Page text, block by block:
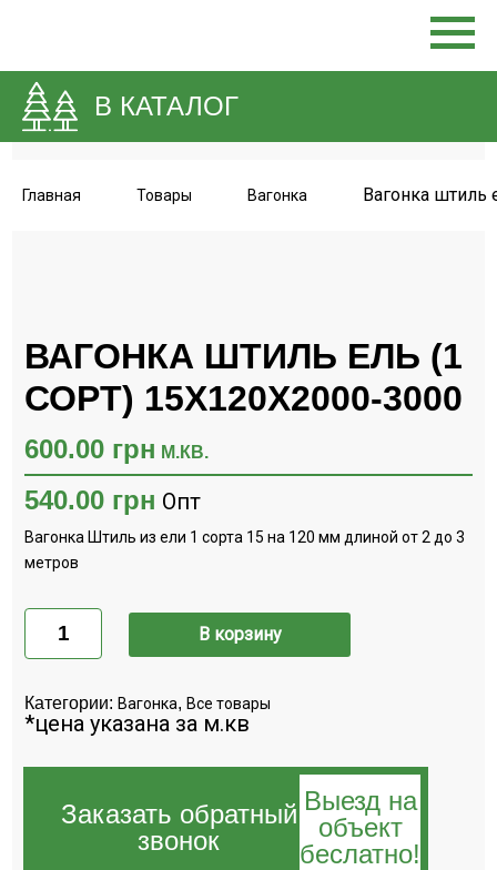
В КАТАЛОГ
Главная Товары Вагонка Вагонка штиль
ВАГОНКА ШТИЛЬ ЕЛЬ (1
СОРТ) 15Х120Х2000-3000
600.00 грн М.КВ.
540.00 грн Опт
Вагонка Штиль из ели 1 сорта 15 на 120 мм длиной от 2 до 3
метров
Количество
Вагонка
штиль
ель
сорт)
15х120х2000-
3000
В корзину
Категории:Вагонка,Все товары
*цена указана за м.кв
Заказать обратный
звонок
Выезд на
объект
беслатно!